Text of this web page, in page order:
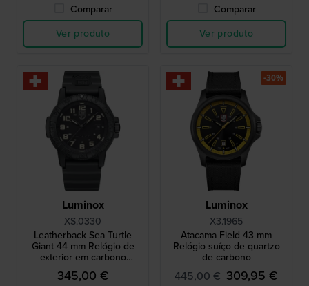
Comparar
Ver produto
Comparar
Ver produto
Luminox
XS.0330
Leatherback Sea Turtle
Giant 44 mm Relógio de
exterior em carbono
fabricado na Suíça
345,00 €
Luminox
X3.1965
Atacama Field 43 mm
Relógio suíço de quartzo
de carbono
445,00 € 309,95 €
-30%